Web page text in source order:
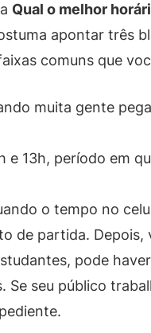
Qual o melhor
apontar três
comuns que
muita gente
e 13h, período em
o tempo no
de partida.
pode
Se seu público